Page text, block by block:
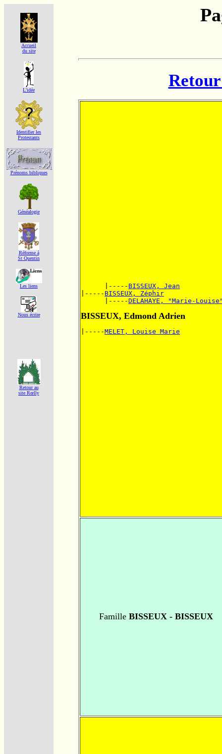
Accueil
du site
L'idée
Identifier les
Protestants
Prénoms bibliques
Généalogie
Réforme á
St Quentin
Les liens
Nous écrire
Retour au
site Rœlly
      |-----
BISSEUX, Jean
|----- BISSEUX, Zéphir
      |-----
DELAHAYE, "Marie-
BISSEUX, Edmond Adrien
|-----MELET, Louise Marie
FamilleBISSEUX - BISSEUX